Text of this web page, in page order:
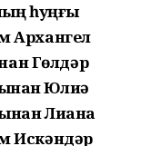
һуңғы
Архангел
Гөлдәр
Юлиә
Лиана
Искәндәр